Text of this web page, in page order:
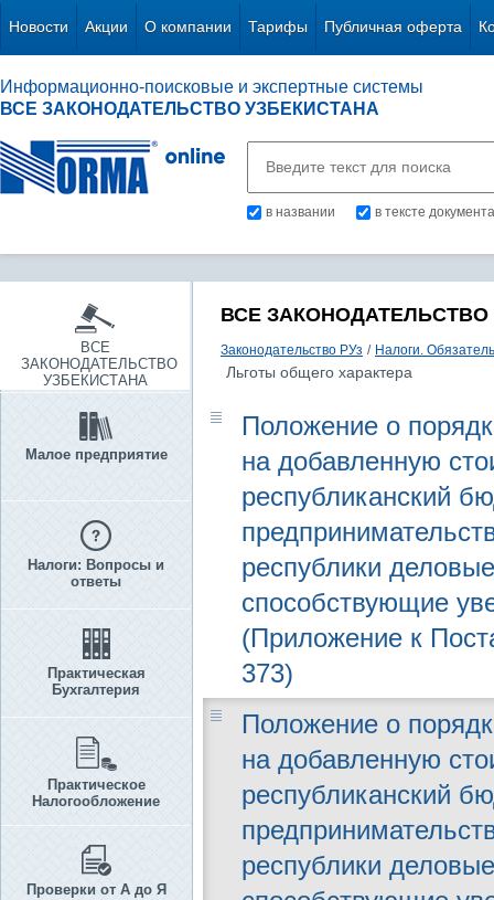
Новости Акции О компании Тарифы Публичная оферта
Информационно-поисковые и экспертные системы
ВСЕ ЗАКОНОДАТЕЛЬСТВО УЗБЕКИСТАНА
в названии в тексте документа
ВСЕ
ЗАКОНОДАТЕЛЬСТВО
УЗБЕКИСТАНА
Малое предприятие
Налоги: Вопросы и
ответы
Практическая
Бухгалтерия
Практическое
Налогообложение
Проверки от А до Я
ВСЕ ЗАКОНОДАТЕЛЬСТВО
Законодательство РУз / Налоги.
Льготы общего характера
Положение о
на добавленную
республиканский
республики
способствующие
(Приложение к
373)
Положение о
на добавленную
республиканский
республики